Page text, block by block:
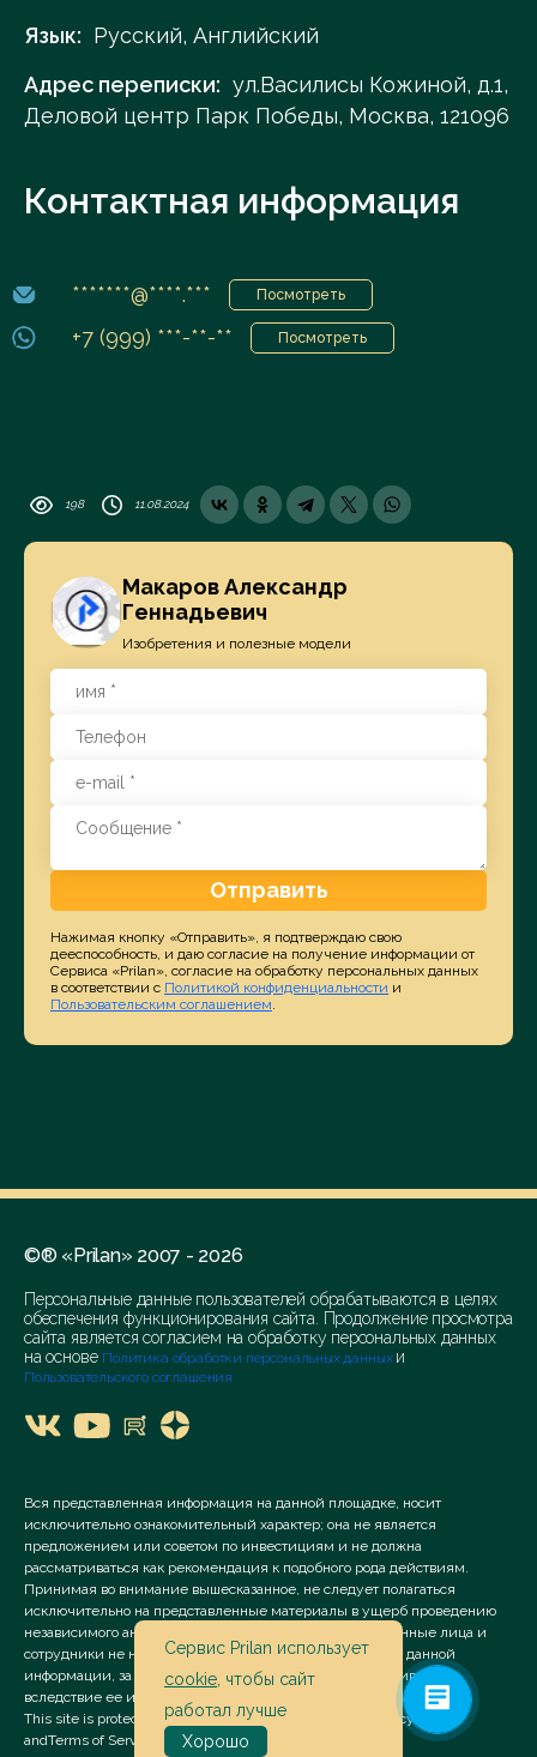
Язык: Русский, Английский
Адрес переписки: ул.Василисы Кожиной, д.1,
Деловой центр Парк Победы, Москва, 121096
Контактная информация
*******@****.*** Посмотреть
+7 (999) ***-**-** Посмотреть
198 11.08.2024
Макаров Александр
Геннадьевич
Изобретения и полезные модели
Отправить
Нажимая кнопку «Отправить», я подтверждаю свою
дееспособность, и даю согласие на получение информации от
Сервиса «Prilan», согласие на обработку персональных данных
в соответствии с Политикой конфиденциальности и
Пользовательским соглашением.
©® «Prilan» 2007 - 2026
Персональные данные пользователей обрабатываются в целях
обеспечения функционирования сайта. Продолжение просмотра
сайта является согласием на обработку персональных данных
на основе Политика обработки персональных данных и
Пользовательского соглашения
Вся представленная информация на данной площадке, носит
исключительно ознакомительный характер; она не является
предложением или советом по инвестициям и не должна
рассматриваться как рекомендация к подобного рода действиям.
Принимая во внимание вышесказанное, не следует полагаться
исключительно на представленные материалы в ущерб проведению
независимого анализа. Сервис «Prilan» его аффилированные лица и
сотрудники не несут ответственности за использование данной
информации, за прямой или косвенный ущерб, наступивший
вследствие ее использования.
This site is protected by reCAPTCHA and the Google
Privacy Policy
andTerms of Service apply.
Сервис Prilan использует
cookie , чтобы сайт
работал лучше
Хорошо